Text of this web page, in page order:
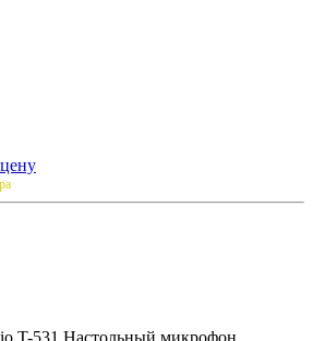
531 Настольный микрофон